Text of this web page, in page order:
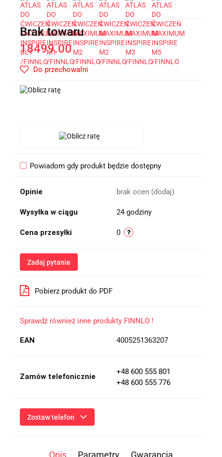
Brak towaru
18499.00
Do przechowalni
Powiadom gdy produkt będzie dostępny
Opinie brak ocen (dodaj)
Wysyłka w ciągu 24 godziny
Cena przesyłki 0
Zadaj pytanie
Pobierz produkt do PDF
Sprawdź również inne produkty FINNLO !
EAN 4005251363207
Zamów telefonicznie
+48 600 555 801
+48 600 555 776
Zostaw telefon
Opis Parametry Gwarancja